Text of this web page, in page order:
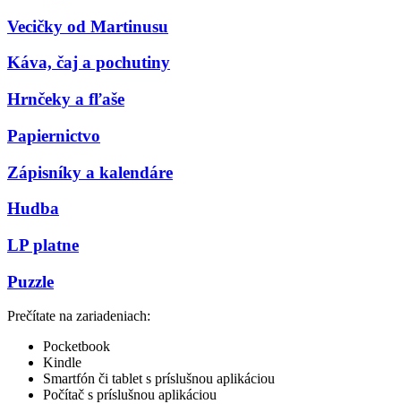
Vecičky od Martinusu
Káva, čaj a pochutiny
Hrnčeky a fľaše
Papiernictvo
Zápisníky a kalendáre
Hudba
LP platne
Puzzle
Prečítate na zariadeniach:
Pocketbook
Kindle
Smartfón či tablet s príslušnou aplikáciou
Počítač s príslušnou aplikáciou